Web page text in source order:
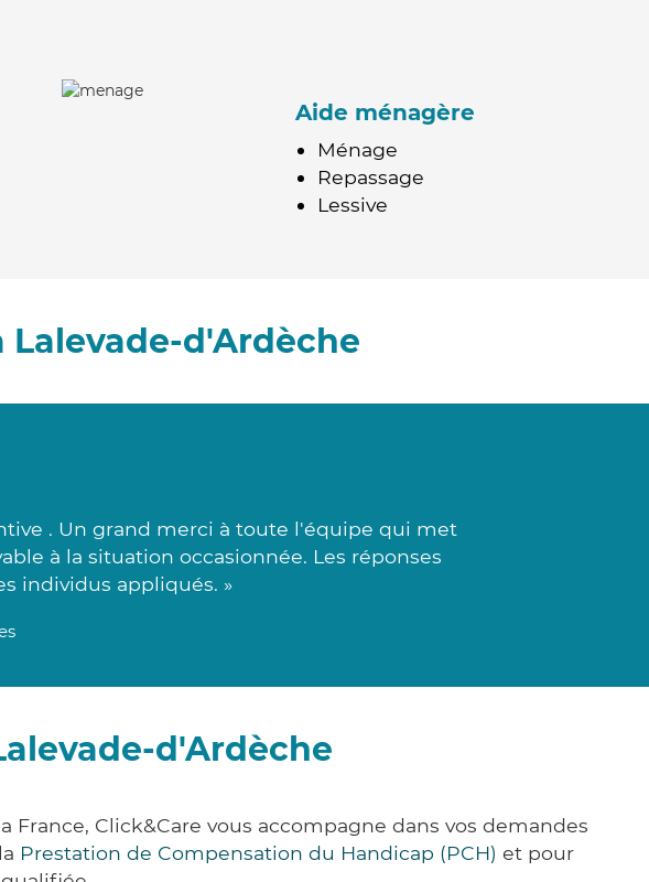
Aide ménagère
Ménage
Repassage
Lessive
Lalevade-d'Ardèche
. Un grand merci à toute l'équipe qui met
à la situation occasionnée. Les réponses
individus appliqués. »
d'Ardèche
Click&Care vous accompagne dans vos demandes
Prestation de Compensation du Handicap (PCH) et pour